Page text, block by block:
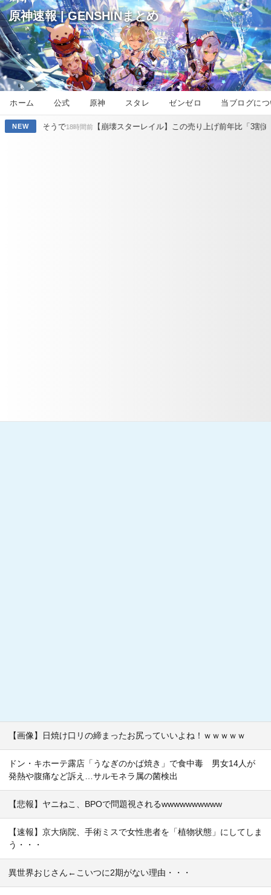
原神速報 | GENSHINまとめ
ホーム 公式 原神 スタレ ゼンゼロ 当ブログに
NEW
間前 【崩壊スターレイル】この売り上げ前年比「3割減」は何が原因なの？
【画像】日焼け口リの締まったお尻っていいよね！ｗｗｗｗｗ
ドン・キホーテ露店「うなぎのかば焼き」で食中毒 男女14人が
発熱や腹痛など訴え…サルモネラ属の菌検出
【悲報】ヤニねこ、BPOで問題視されるwwwwwwwwww
【速報】京大病院、手術ミスで女性患者を「植物状態」にしてしま
う・・・
異世界おじさん←こいつに2期がない理由・・・